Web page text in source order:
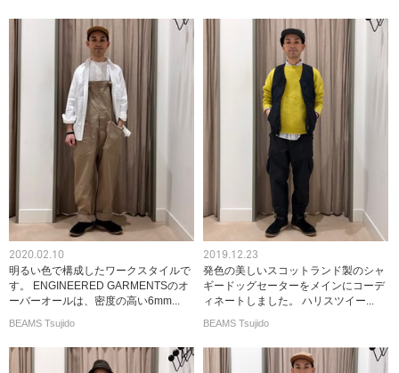
2020.02.10
明るい色で構成したワークスタイルで
す。 ENGINEERED GARMENTSのオ
ーバーオールは、密度の高い6mm...
BEAMS Tsujido
2019.12.23
発色の美しいスコットランド製のシャ
ギードッグセーターをメインにコーデ
ィネートしました。 ハリスツイー...
BEAMS Tsujido